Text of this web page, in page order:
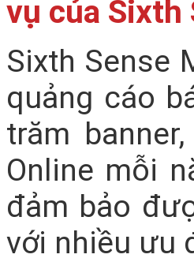
vụ của Sixth
Sixth Sense
quảng cáo
trăm
Online mỗi
đảm bảo
với nhiều ưu